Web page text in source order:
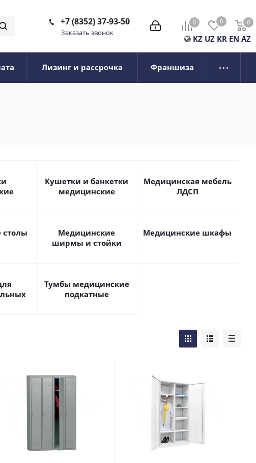
0 0 0
0
KZ UZ KR EN AZ
+7 (8352) 37-93-50
Заказать звонок
Лизинг и рассрочка Франшиза
Кушетки и банкетки
медицинские
Медицинская мебель
ЛДСП
Медицинские
ширмы и стойки
Медицинские шкафы
Тумбы медицинские
подкатные